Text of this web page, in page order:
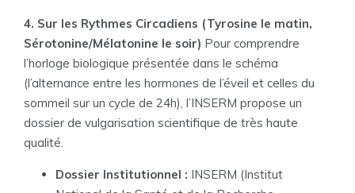
4. Sur les Rythmes Circadiens (Tyrosine le matin,
Sérotonine/Mélatonine le soir) Pour comprendre
l’horloge biologique présentée dans le schéma
(l’alternance entre les hormones de l’éveil et celles du
sommeil sur un cycle de 24h), l’INSERM propose un
dossier de vulgarisation scientifique de très haute
qualité.
Dossier Institutionnel : INSERM (Institut